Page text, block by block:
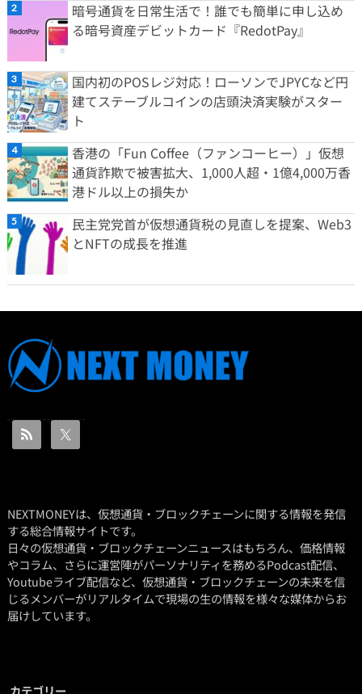
暗号通貨を日常生活で！誰でも簡単に申し込め
る暗号資産デビットカード『RedotPay』
国内初のPOSレジ対応！ローソンでJPYCなど円
建てステーブルコインの店頭決済実験がスター
ト
香港の「Fun Coffee（ファンコーヒー）」仮想
通貨詐欺で被害拡大、1,000人超・1億4,000万香
港ドル以上の損失か
民主党党首が仮想通貨税の見直しを提案、Web3
とNFTの成長を推進
NEXTMONEYは、仮想通貨・ブロックチェーンに関する情報を発信
する総合情報サイトです。
日々の仮想通貨・ブロックチェーンニュースはもちろん、価格情報
やコラム、さらに運営陣がパーソナリティを務めるPodcast配信、
Youtubeライブ配信など、仮想通貨・ブロックチェーンの未来を信
じるメンバーがリアルタイムで現場の生の情報を様々な媒体からお
届けしています。